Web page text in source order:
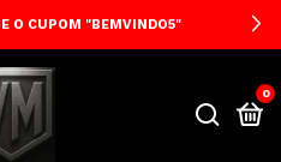
O CUPOM "BEMVINDO5"
0